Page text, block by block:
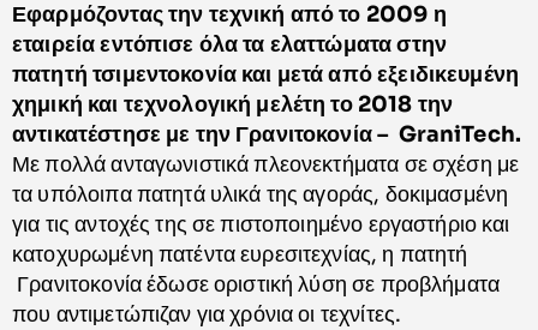
Εφαρμόζοντας την τεχνική από το 2009 η
εταιρεία εντόπισε όλα τα ελαττώματα στην
πατητή τσιμεντοκονία και μετά από εξειδικευμένη
χημική και τεχνολογική μελέτη το 2018 την
αντικατέστησε με την Γρανιτοκονία – GraniTech.
Με πολλά ανταγωνιστικά πλεονεκτήματα σε σχέση με
τα υπόλοιπα πατητά υλικά της αγοράς, δοκιμασμένη
για τις αντοχές της σε πιστοποιημένο εργαστήριο και
κατοχυρωμένη πατέντα ευρεσιτεχνίας, η πατητή
Γρανιτοκονία έδωσε οριστική λύση σε προβλήματα
που αντιμετώπιζαν για χρόνια οι τεχνίτες.